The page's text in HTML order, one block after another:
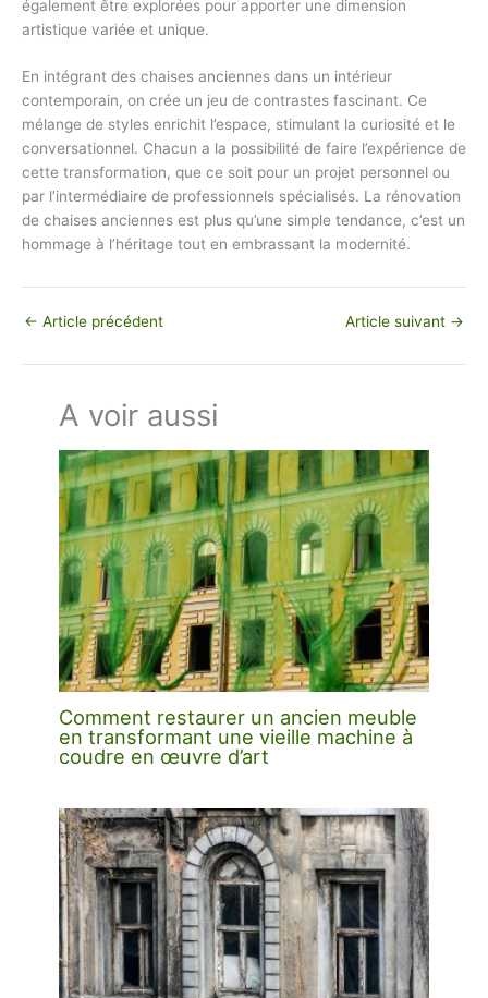
également être explorées pour apporter une dimension
artistique variée et unique.
En intégrant des chaises anciennes dans un intérieur
contemporain, on crée un jeu de contrastes fascinant. Ce
mélange de styles enrichit l’espace, stimulant la curiosité et le
conversationnel. Chacun a la possibilité de faire l’expérience de
cette transformation, que ce soit pour un projet personnel ou
par l’intermédiaire de professionnels spécialisés. La rénovation
de chaises anciennes est plus qu’une simple tendance, c’est un
hommage à l’héritage tout en embrassant la modernité.
← Article précédent Article suivant →
A voir aussi
Comment restaurer un ancien meuble
en transformant une vieille machine à
coudre en œuvre d’art